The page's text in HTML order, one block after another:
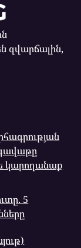
զվարճալին,
կարողանաք
5